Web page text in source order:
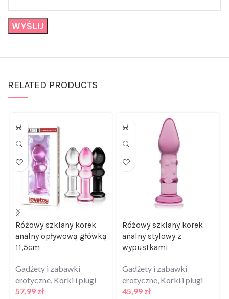
RELATED PRODUCTS
Różowy szklany korek
analny opływową główką
11,5cm
Gadżety i zabawki
erotyczne Korki i plugi
57,99 zł
Różowy szklany korek
analny stylowy z
wypustkami
Gadżety i zabawki
erotyczne Korki i plugi
45,99 zł